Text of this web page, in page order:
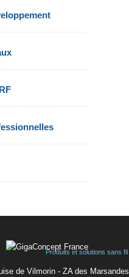
Produits et solutions sans fil
de Vilmorin - ZA des Marsandes